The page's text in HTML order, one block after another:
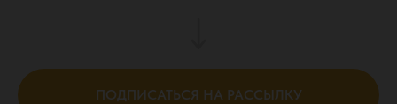
ПОДПИСАТЬСЯ НА РАССЫЛКУ